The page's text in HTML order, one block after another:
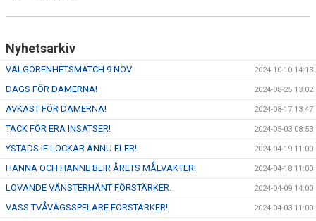
Nyhetsarkiv
VÄLGÖRENHETSMATCH 9 NOV 2024-10-10 14:13
DAGS FÖR DAMERNA! 2024-08-25 13:02
AVKAST FÖR DAMERNA! 2024-08-17 13:47
TACK FÖR ERA INSATSER! 2024-05-03 08:53
YSTADS IF LOCKAR ÄNNU FLER! 2024-04-19 11:00
HANNA OCH HANNE BLIR ÅRETS MÅLVAKTER! 2024-04-18 11:00
LOVANDE VÄNSTERHÄNT FÖRSTÄRKER. 2024-04-09 14:00
VASS TVÅVÄGSSPELARE FÖRSTÄRKER! 2024-04-03 11:00